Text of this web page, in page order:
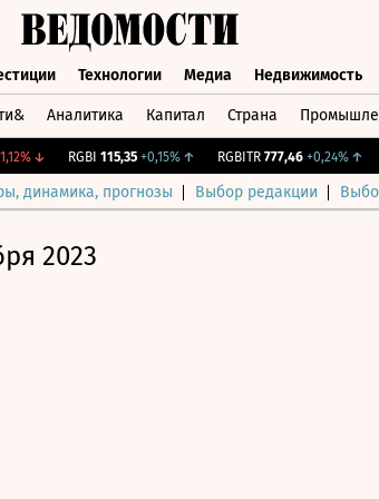
Технологии Медиа Недвижимость
Аналитика Капитал Страна
↓ RGBI 115,35 +0,15%↑ RGBITR 777,46 +0,24%↑
динамика, прогнозы Выбор редакции
2023